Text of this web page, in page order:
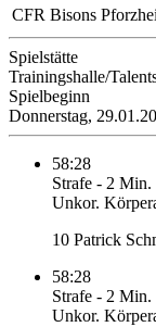
CFR Bisons
Spielstätte
Trainingshalle/
Spielbeginn
Donnerstag,
58:28
Strafe - 2 Min.
Unkor.
10 Patrick
58:28
Strafe - 2 Min.
Unkor.